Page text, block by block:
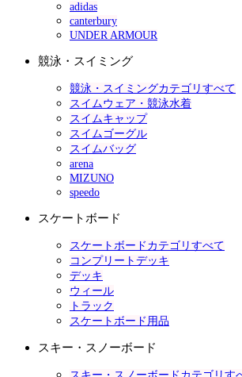
adidas
canterbury
UNDER ARMOUR
競泳・スイミング
競泳・スイミングカテゴリすべて
スイムウェア・競泳水着
スイムキャップ
スイムゴーグル
スイムバッグ
arena
MIZUNO
speedo
スケートボード
スケートボードカテゴリすべて
コンプリートデッキ
デッキ
ウィール
トラック
スケートボード用品
スキー・スノーボード